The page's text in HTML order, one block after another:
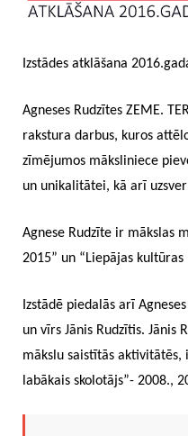
Izstādes atklāšana
Agneses Rudzītes ZEME.
rakstura darbus, kuros
zīmējumos māksliniece
un unikalitātei, kā arī
Agnese Rudzīte ir mākslas
2015” un “Liepājas
Izstādē piedalās arī
un vīrs Jānis Rudzītis. Jānis
mākslu saistītās aktivitātēs,
labākais skolotājs”- 2008.,